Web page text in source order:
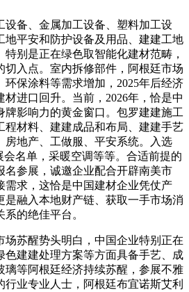
设备、金属加工设备、塑料加工设
地平安和防护设备及用品、建建工地
别是正在绿色取智能化建材范畴，
切入点。室内拆修部件，阿根廷市场
环保涂料等需求增加，2025年后经济
进口回升。当前，2026年，恰是中
牌影响力的黄金窗口。包罗建建施工
程材料、建建成品和布局、建建手艺
房地产、工做服、平安系统。入选
会名单，采暖空调等等。合适前提的
名参展，诚邀企业配合开辟南美市
需求，这恰是中国建材企业凭仗产
是融入本地财产链、获取一手市场消
的绝佳平台。
苏醒势头明白，中国企业特别正在
色建建处理方案等方面具备手艺、成
璃等阿根廷经济持续苏醒，参展不雅
业专业人士，阿根廷布宜诺斯艾利